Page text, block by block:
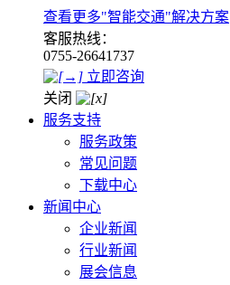
查看更多"智能交通"解决方案
客服热线：
0755-26641737
立即咨询
关闭
服务支持
服务政策
常见问题
下载中心
新闻中心
企业新闻
行业新闻
展会信息